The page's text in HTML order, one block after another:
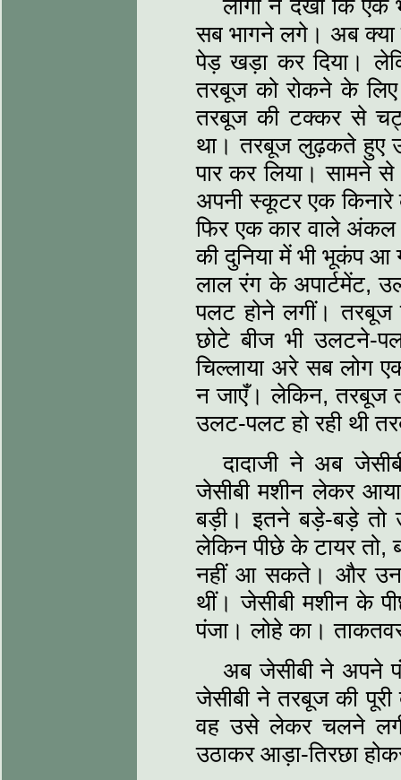
लोगों ने देखा कि
सब भागने लगे। अब
पेड़ खड़ा कर दिया।
तरबूज को रोकने के
तरबूज की टक्कर से
था। तरबूज लुढ़कते हुए
पार कर लिया। सामने
अपनी स्कूटर एक
फिर एक कार वाले अंकल
की दुनिया में भी भूकंप
लाल रंग के अपार्टमेंट,
पलट होने लगीं। तरबूज
छोटे बीज भी उलटने-
चिल्लाया अरे सब लोग
न जाएँ। लेकिन, तरबूज
उलट-पलट हो रही थी
दादाजी ने अब
जेसीबी मशीन लेकर
बड़ी। इतने बड़े-बड़े तो
लेकिन पीछे के टायर तो,
नहीं आ सकते। और उन
थीं। जेसीबी मशीन के
पंजा। लोहे का।
अब जेसीबी ने अपने
जेसीबी ने तरबूज की
वह उसे लेकर चलने
उठाकर आड़ा-तिरछा